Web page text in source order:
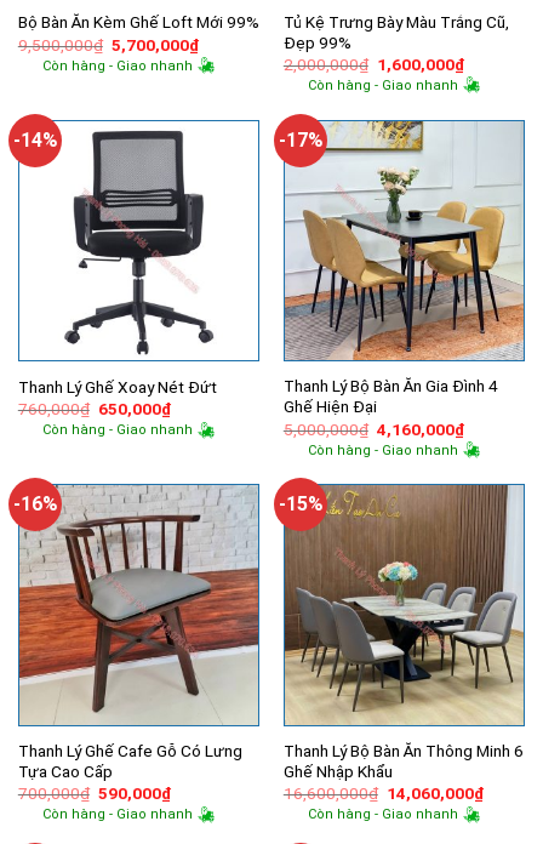
Bộ Bàn Ăn Kèm Ghế Loft Mới 99%
9,500,000₫ Giá
gốc
là:
5,700,000₫Giá
hiện
tại
Còn hàng - Giao nhanh
Tủ Kệ Trưng Bày Màu Trắng Cũ,
Đẹp 99%
2,000,000₫ Giá
gốc
là:
1,600,000₫Giá
hiện
tại
Còn hàng - Giao nhanh
-14%
Thanh Lý Ghế Xoay Nét Đứt
760,000₫ Giá
gốc
là:
650,000₫Giá
hiện
tại
Còn hàng - Giao nhanh
-17%
Thanh Lý Bộ Bàn Ăn Gia Đình 4
Ghế Hiện Đại
5,000,000₫ Giá
gốc
là:
4,160,000₫Giá
hiện
tại
Còn hàng - Giao nhanh
-16%
Thanh Lý Ghế Cafe Gỗ Có Lưng
Tựa Cao Cấp
700,000₫ Giá
gốc
là:
590,000₫Giá
hiện
tại
Còn hàng - Giao nhanh
-15%
Thanh Lý Bộ Bàn Ăn Thông Minh 6
Ghế Nhập Khẩu
16,600,000₫ Giá
gốc
là:
14,060,000₫Giá
hiện
Còn hàng - Giao nhanh